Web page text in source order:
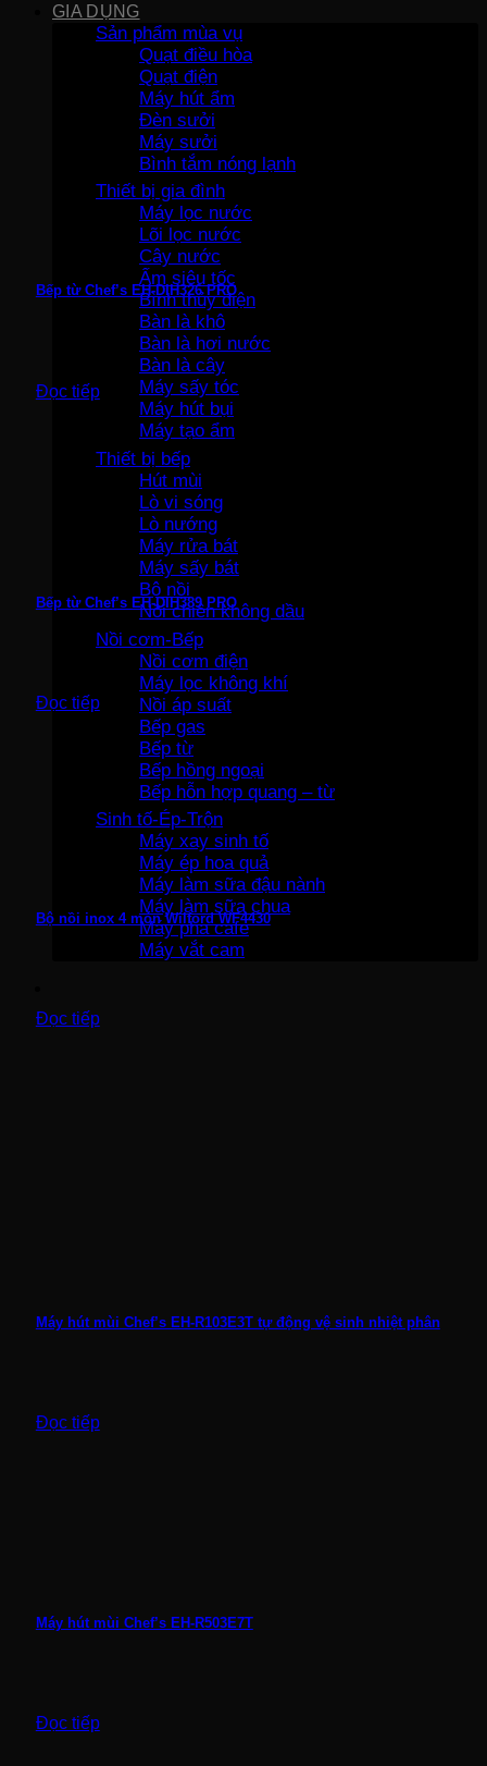
GIA DỤNG
Sản phẩm mùa vụ
Quạt điều hòa
Quạt điện
Máy hút ẩm
Đèn sưởi
Máy sưởi
Bình tắm nóng lạnh
Thiết bị gia đình
Máy lọc nước
Lõi lọc nước
Cây nước
Ấm siêu tốc
Bình thủy điện
Bàn là khô
Bàn là hơi nước
Bàn là cây
Máy sấy tóc
Máy hút bụi
Máy tạo ẩm
Thiết bị bếp
Hút mùi
Lò vi sóng
Lò nướng
Máy rửa bát
Máy sấy bát
Bộ nồi
Nồi chiên không dầu
Nồi cơm-Bếp
Nồi cơm điện
Máy lọc không khí
Nồi áp suất
Bếp gas
Bếp từ
Bếp hồng ngoại
Bếp hỗn hợp quang – từ
Sinh tố-Ép-Trộn
Máy xay sinh tố
Máy ép hoa quả
Máy làm sữa đậu nành
Máy làm sữa chua
Máy pha cafe
Máy vắt cam
Bếp từ Chef’s EH-DIH326 PRO
Đọc tiếp
Bếp từ Chef’s EH-DIH389 PRO
Đọc tiếp
Bộ nồi inox 4 món Wilford WF4430
Đọc tiếp
Máy hút mùi Chef’s EH-R103E3T tự động vệ sinh nhiệt phân
Đọc tiếp
Máy hút mùi Chef’s EH-R503E7T
Đọc tiếp